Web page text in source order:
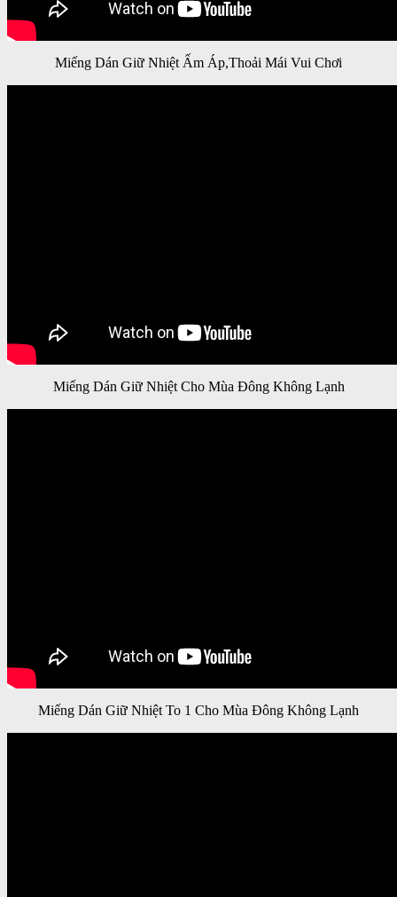
Miếng Dán Giữ Nhiệt Ấm Áp,Thoải Mái Vui Chơi
Miếng Dán Giữ Nhiệt Cho Mùa Đông Không Lạnh
Miếng Dán Giữ Nhiệt To 1 Cho Mùa Đông Không Lạnh